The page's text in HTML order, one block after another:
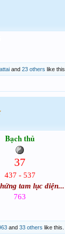
and 23 others like this.
Bạch thủ
37
437 - 537
tam lục diện...
763
and 33 others like this.